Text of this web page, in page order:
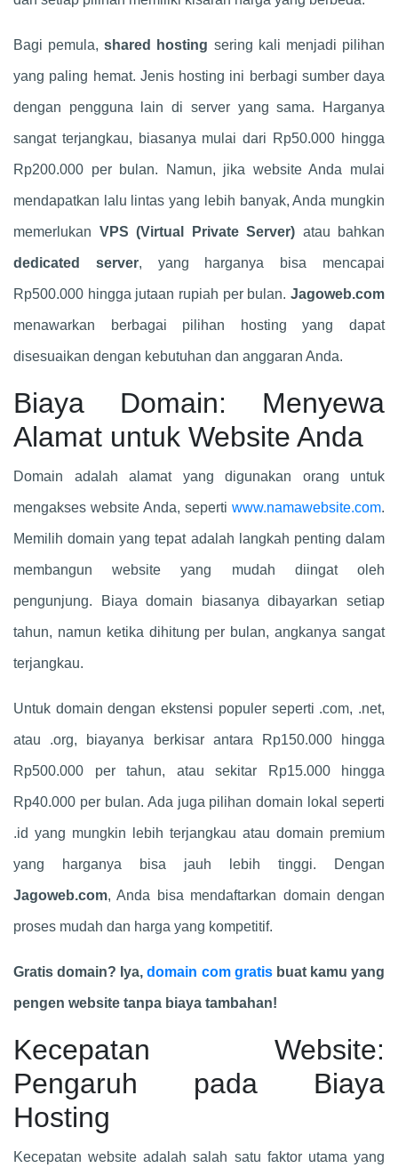
Bagi pemula,shared hosting sering kali menjadi pilihan
yang paling hemat. Jenis hosting ini berbagi sumber daya
dengan pengguna lain di server yang sama. Harganya
sangat terjangkau, biasanya mulai dari Rp50.000 hingga
Rp200.000 per bulan. Namun, jika website Anda mulai
mendapatkan lalu lintas yang lebih banyak, Anda mungkin
memerlukan VPS (Virtual Private Server) atau bahkan
dedicated server, yang harganya bisa mencapai
Rp500.000 hingga jutaan rupiah per bulan. Jagoweb.com
menawarkan berbagai pilihan hosting yang dapat
disesuaikan dengan kebutuhan dan anggaran Anda.
Biaya Domain: Menyewa
Alamat untuk Website Anda
Domain adalah alamat yang digunakan orang untuk
mengakses website Anda, seperti www.namawebsite.com.
Memilih domain yang tepat adalah langkah penting dalam
membangun website yang mudah diingat oleh
pengunjung. Biaya domain biasanya dibayarkan setiap
tahun, namun ketika dihitung per bulan, angkanya sangat
terjangkau.
Untuk domain dengan ekstensi populer seperti .com, .net,
atau .org, biayanya berkisar antara Rp150.000 hingga
Rp500.000 per tahun, atau sekitar Rp15.000 hingga
Rp40.000 per bulan. Ada juga pilihan domain lokal seperti
.id yang mungkin lebih terjangkau atau domain premium
yang harganya bisa jauh lebih tinggi. Dengan
Jagoweb.com, Anda bisa mendaftarkan domain dengan
proses mudah dan harga yang kompetitif.
Gratis domain? Iya,domain com gratisbuat kamu yang
pengen website tanpa biaya tambahan!
Kecepatan Website:
Pengaruh pada Biaya
Hosting
Kecepatan website adalah salah satu faktor utama yang